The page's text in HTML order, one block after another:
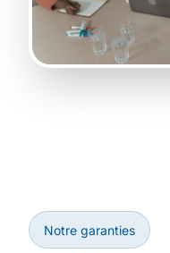
Notre garanties